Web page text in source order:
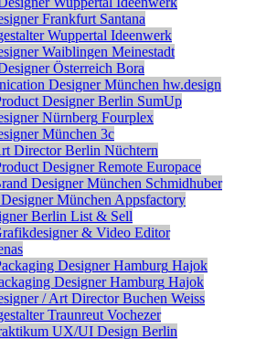
Frankfurt Santana
Wuppertal Ideenwerk
Waiblingen Meinestadt
Österreich Bora
Designer München hw.design
Designer Berlin SumUp
Nürnberg Fourplex
München 3c
Director Berlin Nüchtern
Designer Remote Europace
Designer München Schmidhuber
München Appsfactory
Berlin List & Sell
& Video Editor
Designer Hamburg Hajok
Designer Hamburg Hajok
/ Art Director Buchen Weiss
Traunreut Vochezer
UX/UI Design Berlin